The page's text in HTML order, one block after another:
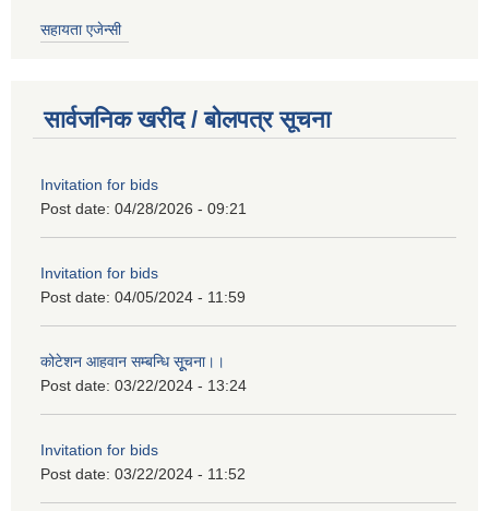
सहायता एजेन्सी
सार्वजनिक खरीद / बोलपत्र सूचना
Invitation for bids
Post date: 04/28/2026 - 09:21
Invitation for bids
Post date: 04/05/2024 - 11:59
कोटेशन आहवान सम्बन्धि सूूचना।।
Post date: 03/22/2024 - 13:24
Invitation for bids
Post date: 03/22/2024 - 11:52